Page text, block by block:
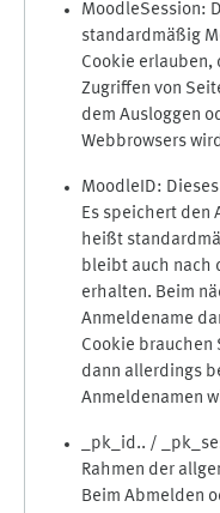
MoodleSession:
standardmäßig
Cookie erlauben,
Zugriffen von
dem Ausloggen
Webbrowsers
MoodleID:
Es speichert den
heißt
bleibt auch nach
erhalten. Beim
Anmeldename
Cookie brauchen
dann allerdings
Anmeldenamen
_pk_id.. /
Rahmen der
Beim Abmelden